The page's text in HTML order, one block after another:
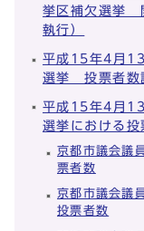
挙区補欠選挙
執行）
平成15年4月
選挙 投票者数
平成15年4月
選挙における
京都市議会議
票者数
京都市議会議
投票者数